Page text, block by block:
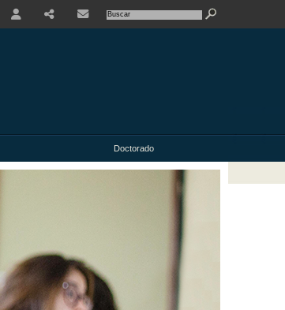
Doctorado